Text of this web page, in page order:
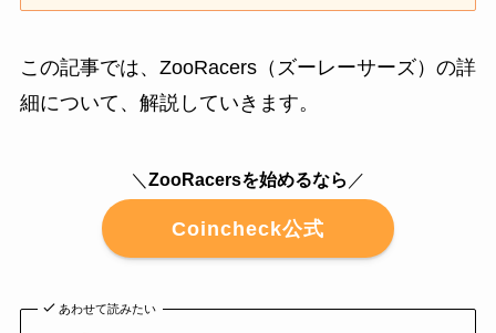
この記事では、ZooRacers（ズーレーサーズ）の詳
細について、解説していきます。
＼ ZooRacersを始めるなら ／
Coincheck公式
あわせて読みたい